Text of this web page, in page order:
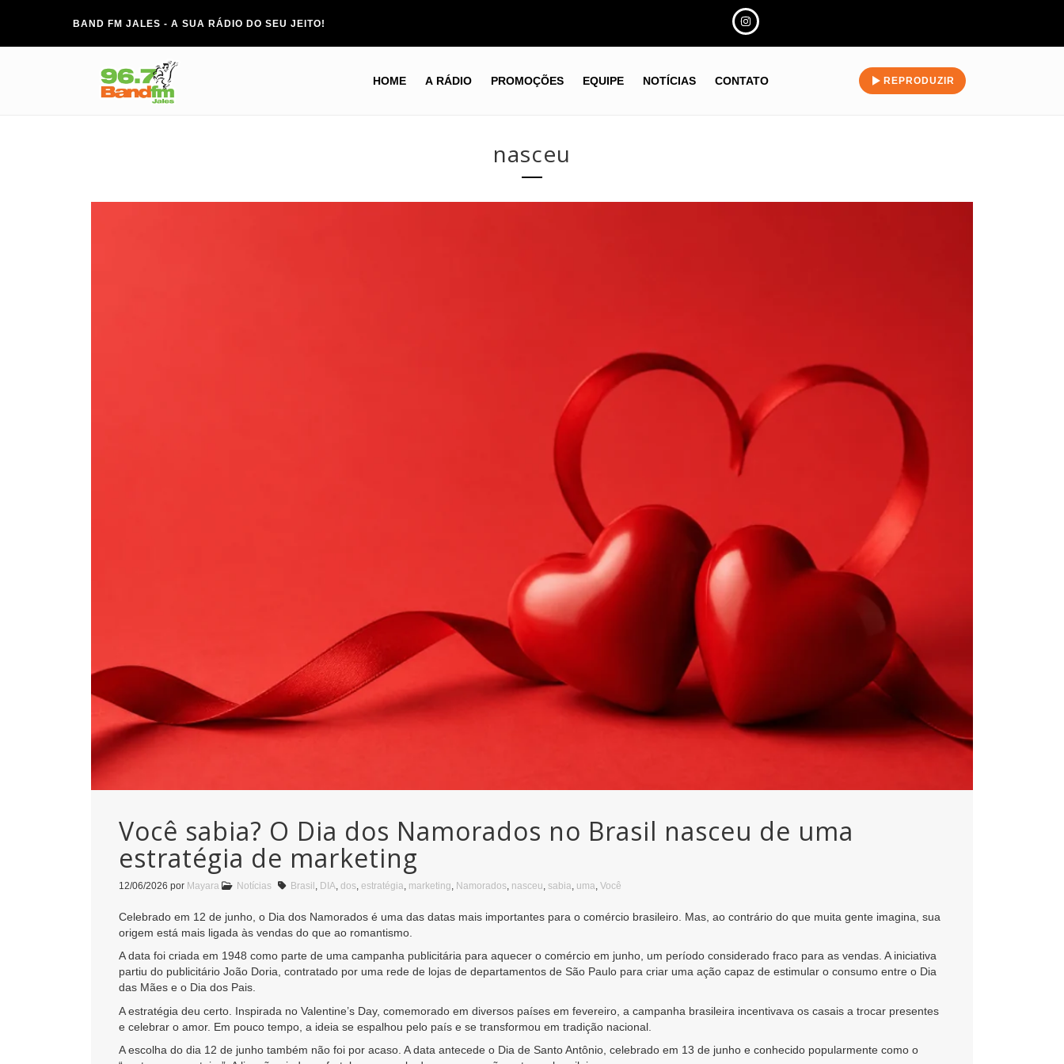
BAND FM JALES - A SUA RÁDIO DO SEU JEITO!
HOME A RÁDIO PROMOÇÕES EQUIPE NOTÍCIAS CONTATO REPRODUZIR
nasceu
Você sabia? O Dia dos Namorados no Brasil nasceu de uma
estratégia de marketing
12/06/2026 por Mayara Notícias Brasil DIA dos estratégia marketing Namorados nasceu sabia uma Você
Celebrado em 12 de junho, o Dia dos Namorados é uma das datas mais importantes para o comércio brasileiro. Mas, ao contrário do que muita gente imagina, sua
origem está mais ligada às vendas do que ao romantismo.
A data foi criada em 1948 como parte de uma campanha publicitária para aquecer o comércio em junho, um período considerado fraco para as vendas. A iniciativa
partiu do publicitário João Doria, contratado por uma rede de lojas de departamentos de São Paulo para criar uma ação capaz de estimular o consumo entre o Dia
das Mães e o Dia dos Pais.
A estratégia deu certo. Inspirada no Valentine’s Day, comemorado em diversos países em fevereiro, a campanha brasileira incentivava os casais a trocar presentes
e celebrar o amor. Em pouco tempo, a ideia se espalhou pelo país e se transformou em tradição nacional.
A escolha do dia 12 de junho também não foi por acaso. A data antecede o Dia de Santo Antônio, celebrado em 13 de junho e conhecido popularmente como o